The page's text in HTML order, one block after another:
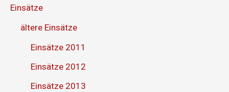
Einsätze
ältere Einsätze
Einsätze 2011
Einsätze 2012
Einsätze 2013